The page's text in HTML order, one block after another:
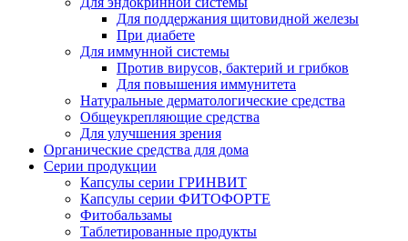
Для поддержания щитовидной железы
При диабете
Для иммунной системы
Против вирусов, бактерий и грибков
Для повышения иммунитета
Натуральные дерматологические средства
Общеукрепляющие средства
Для улучшения зрения
Органические средства для дома
Серии продукции
Капсулы серии ГРИНВИТ
Капсулы серии ФИТОФОРТЕ
Фитобальзамы
Таблетированные продукты